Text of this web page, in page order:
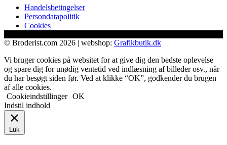
Handelsbetingelser
Persondatapolitik
Cookies
© Broderist.com 2026 | webshop: Grafikbutik.dk
Vi bruger cookies på websitet for at give dig den bedste oplevelse
og spare dig for unødig ventetid ved indlæsning af billeder osv., når
du har besøgt siden før. Ved at klikke “OK”, godkender du brugen
af alle cookies.
Cookieindstillinger OK
Indstil indhold
Luk